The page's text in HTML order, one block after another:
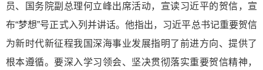
员、国务院副总理何立峰出席活动，宣读习近平的贺信，宣
布“梦想”号正式入列并讲话。他指出，习近平总书记重要贺信
为新时代新征程我国深海事业发展指明了前进方向、提供了
根本遵循。要深入学习领会、坚决贯彻落实重要贺信精神，